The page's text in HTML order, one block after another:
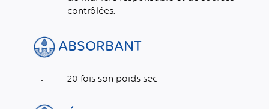
contrôlées.
ABSORBANT
20 fois son poids sec